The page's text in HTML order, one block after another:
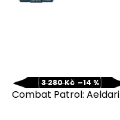
3 280 Kč –14 %
Combat Patrol: Aeldari